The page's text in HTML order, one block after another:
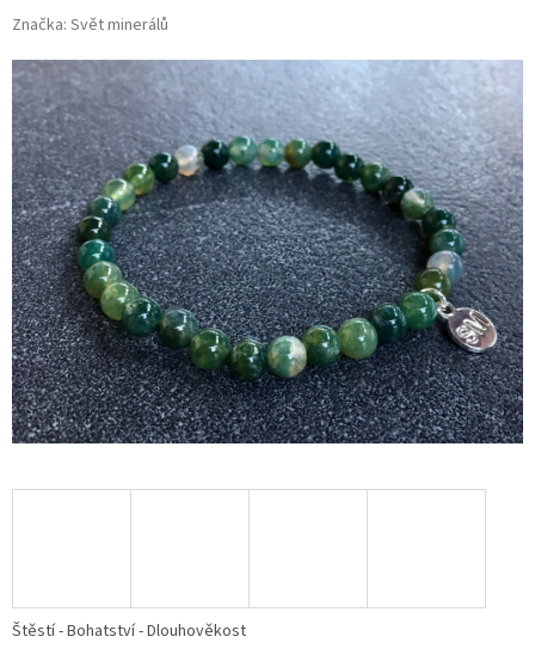
Značka: Svět minerálů
Štěstí - Bohatství - Dlouhověkost